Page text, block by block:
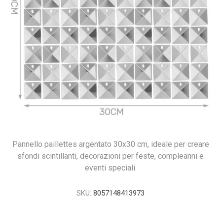
Pannello paillettes argentato 30x30 cm, ideale per creare
sfondi scintillanti, decorazioni per feste, compleanni e
eventi speciali.
SKU: 8057148413973